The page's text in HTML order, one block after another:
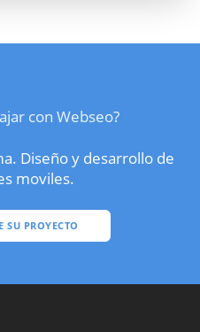
con Webseo?
Diseño y desarrollo de
moviles.
SU PROYECTO